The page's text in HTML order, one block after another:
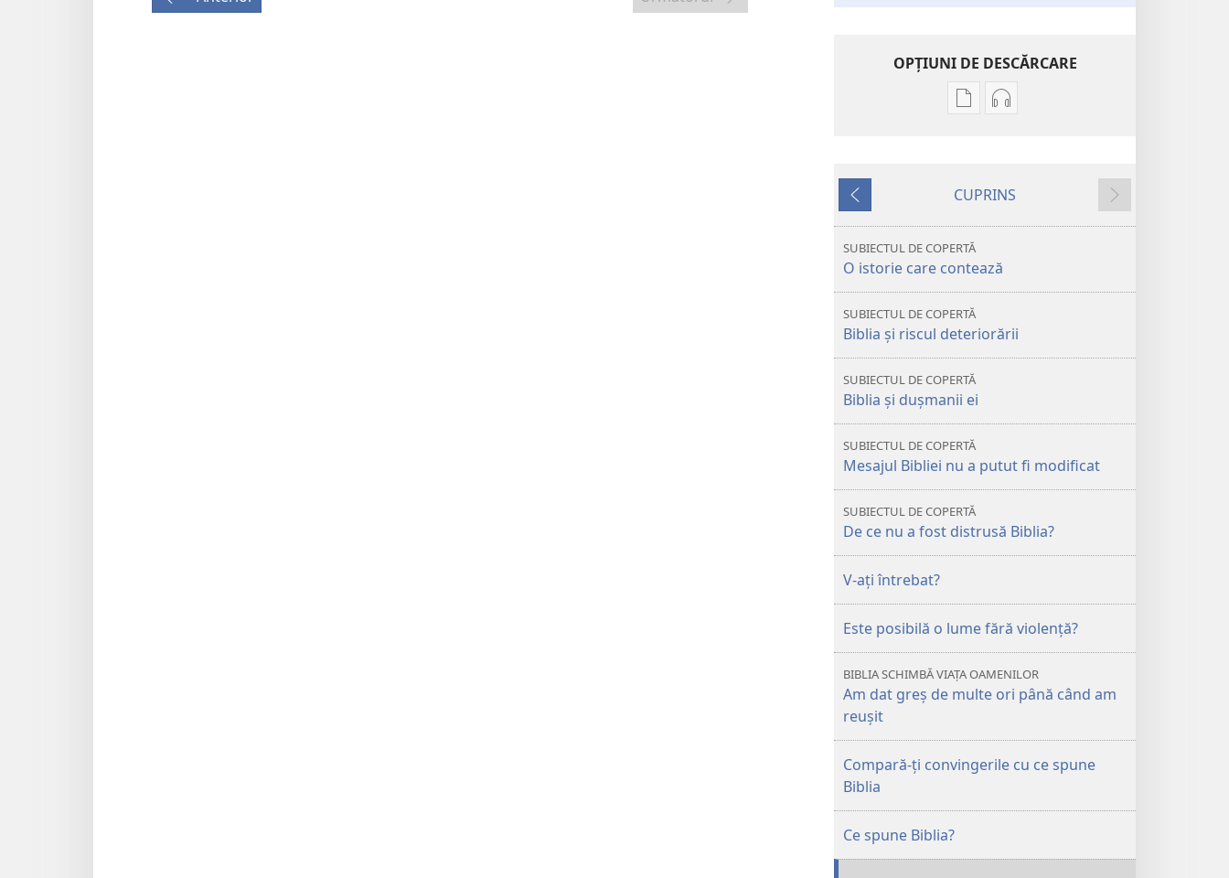
OPŢIUNI DE DESCĂRCARE
Opțiuni
publicații
DE
VEGHE
–
O
plină
de
Opțiuni
materiale
DE
–
Anterior
CUPRINS
Următorul
SUBIECTUL DE COPERTĂ
O istorie care contează
SUBIECTUL DE COPERTĂ
Biblia și riscul deteriorării
SUBIECTUL DE COPERTĂ
Biblia și dușmanii ei
SUBIECTUL DE COPERTĂ
Mesajul Bibliei nu a putut fi modificat
SUBIECTUL DE COPERTĂ
De ce nu a fost distrusă Biblia?
V-ați întrebat?
Este posibilă o lume fără violență?
BIBLIA SCHIMBĂ VIAȚA OAMENILOR
Am dat greș de multe ori până când am
reușit
Compară-ți convingerile cu ce spune
Biblia
Ce spune Biblia?